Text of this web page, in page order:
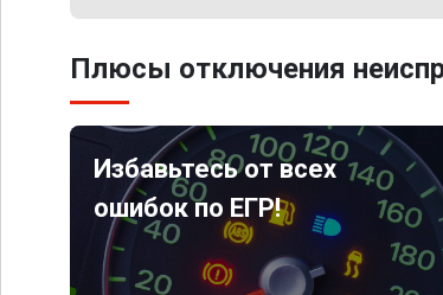
Плюсы отключения
Избавьтесь от всех
ошибок по ЕГР!